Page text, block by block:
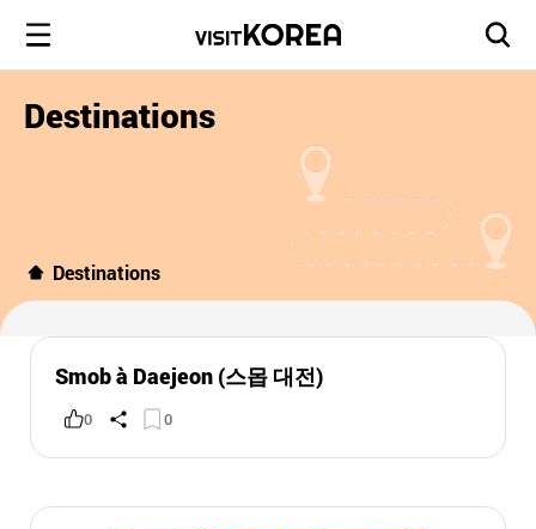
Destinations
Destinations
Smob à Daejeon (스몹 대전)
0 0